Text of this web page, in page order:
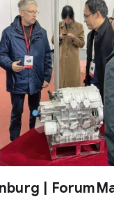
|